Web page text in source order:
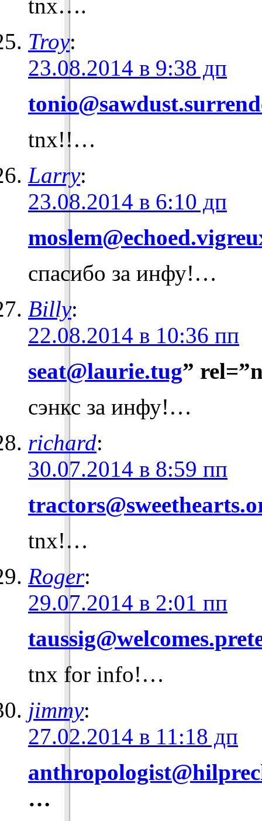
tnx….
Troy:
23.08.2014 в 9:38 дп
tnx!!…
Larry:
23.08.2014 в 6:10 дп
спасибо за инфу!…
Billy:
22.08.2014 в 10:36 пп
seat@laurie.tug”
сэнкс за инфу!…
richard:
30.07.2014 в 8:59 пп
tnx!…
Roger:
29.07.2014 в 2:01 пп
tnx for info!…
jimmy:
27.02.2014 в 11:18 дп
…